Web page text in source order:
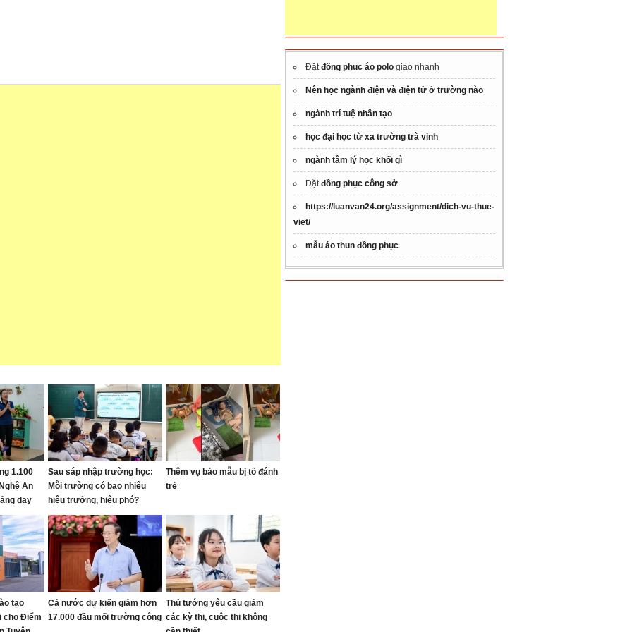
1.100
An
dạy
Sau sáp nhập trường học:
Mỗi trường có bao nhiêu
hiệu trưởng, hiệu phó?
Thêm vụ bảo mẫu bị tố đánh
trẻ
tạo
cho Điểm
Cả nước dự kiến giảm hơn
17.000 đầu mối trường công
Thủ tướng yêu cầu giảm
các kỳ thi, cuộc thi không
Đặtđồng phục áo polo giao nhanh
Nên học ngành điện và điện tử ở trường nào
ngành trí tuệ nhân tạo
học đại học từ xa trường trà vinh
ngành tâm lý học khối gì
Đặtđồng phục công sở
https://luanvan24.org/assignment/dich-vu-thue-
viet/
mẫu áo thun đồng phục